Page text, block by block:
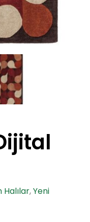
Halılar,Yeni